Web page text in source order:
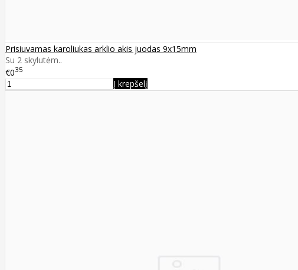
Prisiuvamas karoliukas arklio akis juodas 9x15mm
Su 2 skylutėm..
€035
Į krepšelį